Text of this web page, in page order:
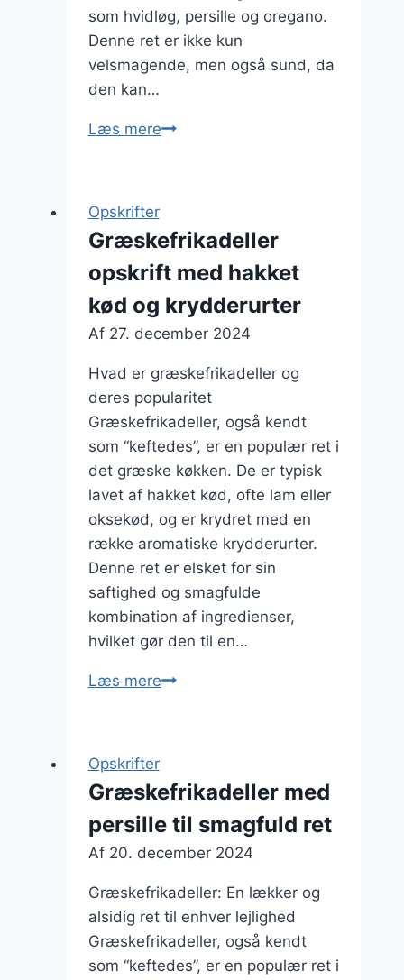
som hvidløg, persille og oregano.
Denne ret er ikke kun
velsmagende, men også sund, da
den kan…
Læs mereGræskefrikadeller
Opskrifter
Græskefrikadeller
opskrift med hakket
kød og krydderurter
Af 27. december 2024
Hvad er græskefrikadeller og
deres popularitet
Græskefrikadeller, også kendt
som “keftedes”, er en populær ret i
det græske køkken. De er typisk
lavet af hakket kød, ofte lam eller
oksekød, og er krydret med en
række aromatiske krydderurter.
Denne ret er elsket for sin
saftighed og smagfulde
kombination af ingredienser,
hvilket gør den til en…
Læs mereGræskefrikadeller
og
krydderurter
Opskrifter
Græskefrikadeller med
persille til smagfuld ret
Af 20. december 2024
Græskefrikadeller: En lækker og
alsidig ret til enhver lejlighed
Græskefrikadeller, også kendt
som “keftedes”, er en populær ret i